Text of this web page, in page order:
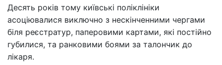
Десять років тому київські поліклініки
асоціювалися виключно з нескінченними чергами
біля реєстратур, паперовими картами, які постійно
губилися, та ранковими боями за талончик до
лікаря.